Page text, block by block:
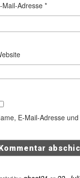
Mail-Adresse*
E-Mail-Adresse